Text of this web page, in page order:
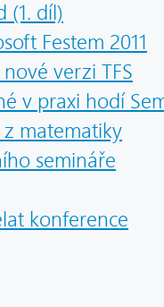
(1. díl)
Festem 2011
verzi TFS
v praxi hodí
matematiky
semináře
konference